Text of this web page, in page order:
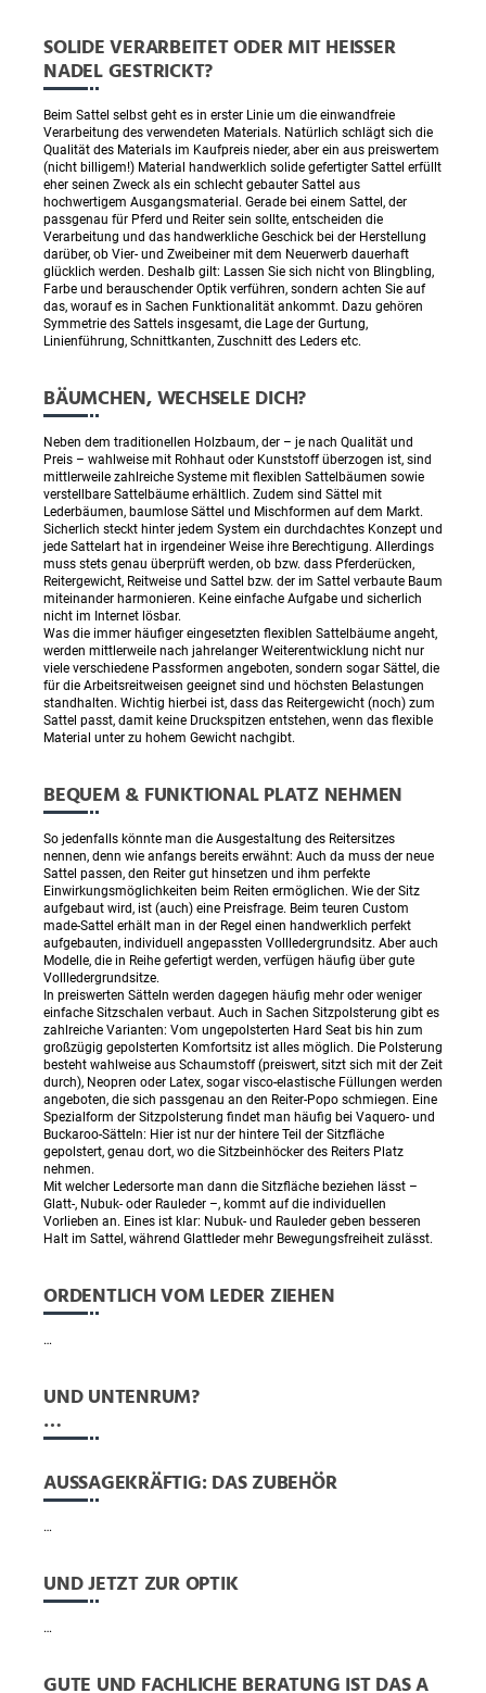
SOLIDE VERARBEITET ODER MIT HEISSER N
ADEL GESTRICKT?
Beim Sattel selbst geht es in erster Linie um die einwandfreie
Verarbeitung des verwendeten Materials. Natürlich schlägt sich die
Qualität des Materials im Kaufpreis nieder, aber ein aus preiswertem
(nicht billigem!) Material handwerklich solide gefertigter Sattel erfüllt
eher seinen Zweck als ein schlecht gebauter Sattel aus
hochwertigem Ausgangsmaterial. Gerade bei einem Sattel, der
passgenau für Pferd und Reiter sein sollte, entscheiden die
Verarbeitung und das handwerkliche Geschick bei der Herstellung
darüber, ob Vier- und Zweibeiner mit dem Neuerwerb dauerhaft
glücklich werden. Deshalb gilt: Lassen Sie sich nicht von Blingbling,
Farbe und berauschender Optik verführen, sondern achten Sie auf
das, worauf es in Sachen Funktionalität ankommt. Dazu gehören
Symmetrie des Sattels insgesamt, die Lage der Gurtung,
Linienführung, Schnittkanten, Zuschnitt des Leders etc.
BÄUMCHEN, WECHSELE DICH?
Neben dem traditionellen Holzbaum, der – je nach Qualität und
Preis – wahlweise mit Rohhaut oder Kunststoff überzogen ist, sind
mittlerweile zahlreiche Systeme mit flexiblen Sattelbäumen sowie
verstellbare Sattelbäume erhältlich. Zudem sind Sättel mit
Lederbäumen, baumlose Sättel und Mischformen auf dem Markt.
Sicherlich steckt hinter jedem System ein durchdachtes Konzept und
jede Sattelart hat in irgendeiner Weise ihre Berechtigung. Allerdings
muss stets genau überprüft werden, ob bzw. dass Pferderücken,
Reitergewicht, Reitweise und Sattel bzw. der im Sattel verbaute Baum
miteinander harmonieren. Keine einfache Aufgabe und sicherlich
nicht im Internet lösbar.
Was die immer häufiger eingesetzten flexiblen Sattelbäume angeht,
werden mittlerweile nach jahrelanger Weiterentwicklung nicht nur
viele verschiedene Passformen angeboten, sondern sogar Sättel, die
für die Arbeitsreitweisen geeignet sind und höchsten Belastungen
standhalten. Wichtig hierbei ist, dass das Reitergewicht (noch) zum
Sattel passt, damit keine Druckspitzen entstehen, wenn das flexible
Material unter zu hohem Gewicht nachgibt.
BEQUEM & FUNKTIONAL PLATZ NEHMEN
So jedenfalls könnte man die Ausgestaltung des Reitersitzes
nennen, denn wie anfangs bereits erwähnt: Auch da muss der neue
Sattel passen, den Reiter gut hinsetzen und ihm perfekte
Einwirkungsmöglichkeiten beim Reiten ermöglichen. Wie der Sitz
aufgebaut wird, ist (auch) eine Preisfrage. Beim teuren Custom
made-Sattel erhält man in der Regel einen handwerklich perfekt
aufgebauten, individuell angepassten Vollledergrundsitz. Aber auch
Modelle, die in Reihe gefertigt werden, verfügen häufig über gute
Vollledergrundsitze.
In preiswerten Sätteln werden dagegen häufig mehr oder weniger
einfache Sitzschalen verbaut. Auch in Sachen Sitzpolsterung gibt es
zahlreiche Varianten: Vom ungepolsterten Hard Seat bis hin zum
großzügig gepolsterten Komfortsitz ist alles möglich. Die Polsterung
besteht wahlweise aus Schaumstoff (preiswert, sitzt sich mit der Zeit
durch), Neopren oder Latex, sogar visco-elastische Füllungen werden
angeboten, die sich passgenau an den Reiter-Popo schmiegen. Eine
Spezialform der Sitzpolsterung findet man häufig bei Vaquero- und
Buckaroo-Sätteln: Hier ist nur der hintere Teil der Sitzfläche
gepolstert, genau dort, wo die Sitzbeinhöcker des Reiters Platz
nehmen.
Mit welcher Ledersorte man dann die Sitzfläche beziehen lässt –
Glatt-, Nubuk- oder Rauleder –, kommt auf die individuellen
Vorlieben an. Eines ist klar: Nubuk- und Rauleder geben besseren
Halt im Sattel, während Glattleder mehr Bewegungsfreiheit zulässt.
ORDENTLICH VOM LEDER ZIEHEN
…
UND UNTENRUM?
…
AUSSAGEKRÄFTIG: DAS ZUBEHÖR
…
UND JETZT ZUR OPTIK
…
GUTE UND FACHLICHE BERATUNG IST DAS A